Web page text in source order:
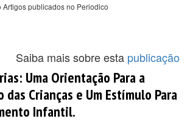
publicados no Periodico
Saiba mais sobre esta publicação
Uma Orientação Para a
Crianças e Um Estímulo Para
Infantil.